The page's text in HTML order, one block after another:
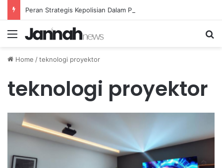
Menu
Home /teknologi proyektor
teknologi proyektor